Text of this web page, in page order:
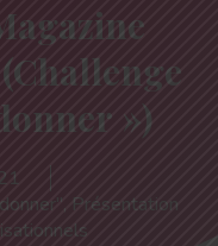
»)
, Présentation